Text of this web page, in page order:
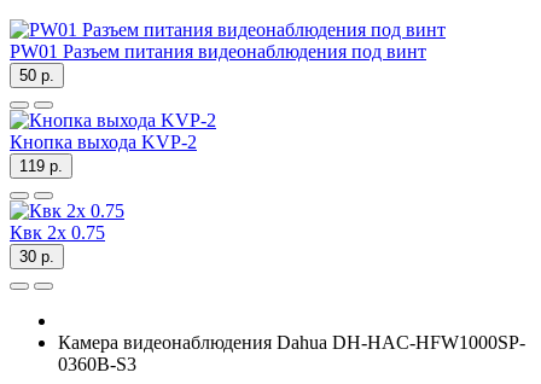
PW01 Разъем питания видеонаблюдения под винт
50 р.
Кнопка выхода KVP-2
119 р.
Квк 2х 0.75
30 р.
Камера видеонаблюдения Dahua DH-HAC-HFW1000SP-
0360B-S3